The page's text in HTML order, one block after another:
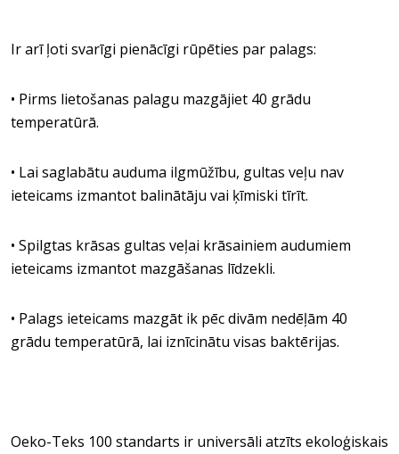
Ir arī ļoti svarīgi pienācīgi rūpēties par palags:
• Pirms lietošanas palagu mazgājiet 40 grādu
temperatūrā.
• Lai saglabātu auduma ilgmūžību, gultas veļu nav
ieteicams izmantot balinātāju vai ķīmiski tīrīt.
• Spilgtas krāsas gultas veļai krāsainiem audumiem
ieteicams izmantot mazgāšanas līdzekli.
• Palags ieteicams mazgāt ik pēc divām nedēļām 40
grādu temperatūrā, lai iznīcinātu visas baktērijas.
Oeko-Teks 100 standarts ir universāli atzīts ekoloģiskais